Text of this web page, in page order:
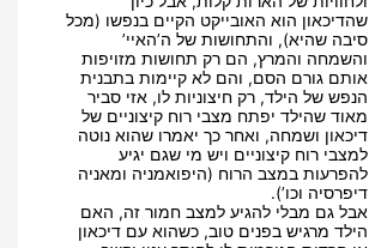
שהדיכאון הוא האובייקט הקיים בנפשו (מכל
סיבה שהיא), והתחושות של ה’האיי’
והשמחה והמרץ, הם רק תחושות מזויפות
אותם גורם הסם, והם לא קיימות בתבנית
הנפש של הילד, רק חיצוניות לו, אזי סביר
מאוד שהילד יפתח מצבי רוח קיצוניים של
דיכאון ושמחה, ואחר כך יאמרו שהוא נוטה
למצבי רוח קיצוניים ויש מי שגם יגיע
להפרעות במצב הרוח (היפואמניה ומאניה
דיפרסיה וכו’).
אבל גם מבלי להגיע למצב חמור זה, האם
הילד מרגיש בפנים טוב, כשהוא עם דיכאון